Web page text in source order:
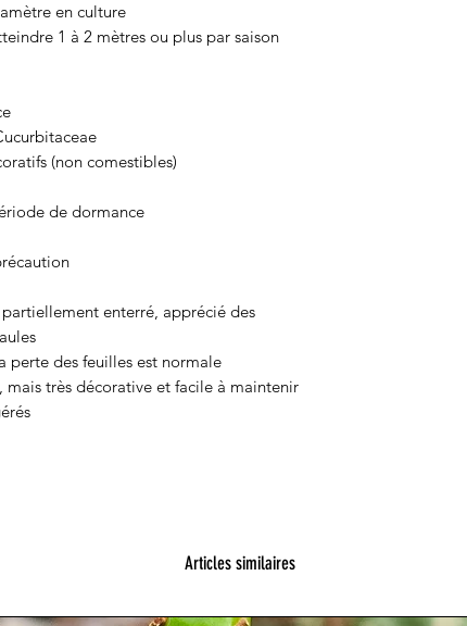
en culture
1 à 2 mètres ou plus par saison
(non comestibles)
de dormance
enterré, apprécié des
perte des feuilles est normale
mais très décorative et facile à maintenir
Articles similaires